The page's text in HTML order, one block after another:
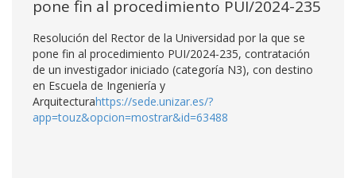
pone fin al procedimiento PUI/2024-235
Resolución del Rector de la Universidad por la que se
pone fin al procedimiento PUI/2024-235, contratación
de un investigador iniciado (categoría N3), con destino
en Escuela de Ingeniería y
Arquitecturahttps://sede.unizar.es/?
app=touz&opcion=mostrar&id=63488